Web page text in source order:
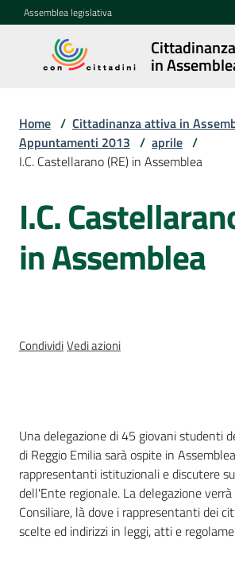
Vai al contenuto
Vai alla navigazione
Vai al footer
Assemblea legislativa
in
Cittadinanza
attiva in
Concittadini
Porte
aperte
in
Assemblea
Seguici
su
Home / Cittadinanza attiva in
Appuntamenti 2013 / aprile /
I.C. Castellarano (RE) in Assemblea
Salta al contenuto
I.C.
in Assemblea
CondividiVedi azioni
Cos'è
Una delegazione di 45 giovani studenti
di Reggio Emilia sarà ospite in
rappresentanti istituzionali e discutere
dell'Ente regionale. La delegazione
Consiliare, là dove i rappresentanti dei
scelte ed indirizzi in leggi, atti e